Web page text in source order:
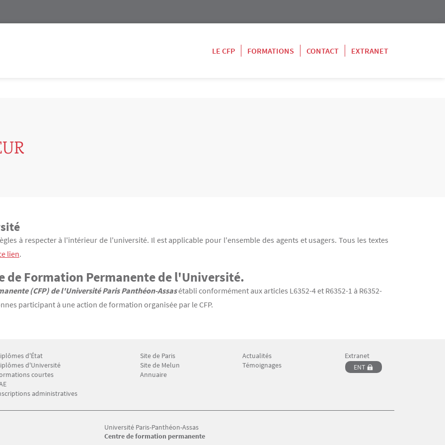
LE CFP
FORMATIONS CONTACT EXTRANET
à respecter à l'intérieur de l'université. Il est applicable pour l'ensemble des agents et usagers. Tous les textes
lien.
de Formation Permanente de l'Université.
(CFP) de l'Université Paris Panthéon-Assasétabli conformément aux articles L6352-4 et R6352-1 à R6352-
participant à une action de formation organisée par le CFP.
Footer CFP 2
d'État
d'Université
courtes
administratives
Menu Footer CFP 3
Site de Paris
Site de Melun
Annuaire
Menu Footer CFP 4
Actualités
Témoignages
Menu Footer CFP 5
Extranet
ENT
Université Paris-Panthéon-Assas
Centre de formation permanente